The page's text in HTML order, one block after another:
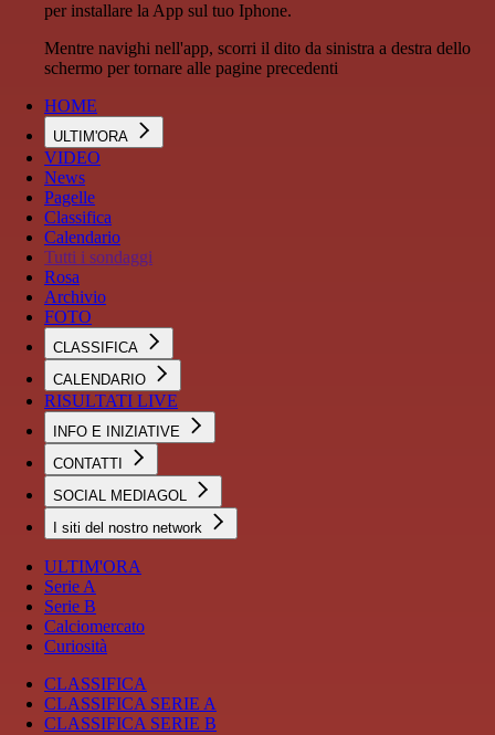
per installare la App sul tuo Iphone.
Mentre navighi nell'app, scorri il dito da sinistra a destra dello
schermo per tornare alle pagine precedenti
HOME
ULTIM'ORA
VIDEO
News
Pagelle
Classifica
Calendario
Tutti i sondaggi
Rosa
Archivio
FOTO
CLASSIFICA
CALENDARIO
RISULTATI LIVE
INFO E INIZIATIVE
CONTATTI
SOCIAL MEDIAGOL
I siti del nostro network
ULTIM'ORA
Serie A
Serie B
Calciomercato
Curiosità
CLASSIFICA
CLASSIFICA SERIE A
CLASSIFICA SERIE B